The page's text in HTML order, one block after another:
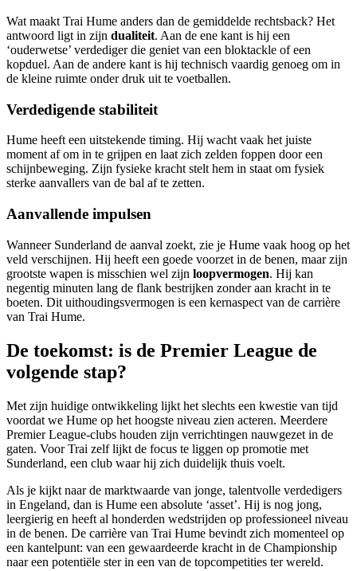
Wat maakt Trai Hume anders dan de gemiddelde rechtsback? Het
antwoord ligt in zijn dualiteit. Aan de ene kant is hij een
‘ouderwetse’ verdediger die geniet van een bloktackle of een
kopduel. Aan de andere kant is hij technisch vaardig genoeg om in
de kleine ruimte onder druk uit te voetballen.
Verdedigende stabiliteit
Hume heeft een uitstekende timing. Hij wacht vaak het juiste
moment af om in te grijpen en laat zich zelden foppen door een
schijnbeweging. Zijn fysieke kracht stelt hem in staat om fysiek
sterke aanvallers van de bal af te zetten.
Aanvallende impulsen
Wanneer Sunderland de aanval zoekt, zie je Hume vaak hoog op het
veld verschijnen. Hij heeft een goede voorzet in de benen, maar zijn
grootste wapen is misschien wel zijn loopvermogen. Hij kan
negentig minuten lang de flank bestrijken zonder aan kracht in te
boeten. Dit uithoudingsvermogen is een kernaspect van de carrière
van Trai Hume.
De toekomst: is de Premier League de
volgende stap?
Met zijn huidige ontwikkeling lijkt het slechts een kwestie van tijd
voordat we Hume op het hoogste niveau zien acteren. Meerdere
Premier League-clubs houden zijn verrichtingen nauwgezet in de
gaten. Voor Trai zelf lijkt de focus te liggen op promotie met
Sunderland, een club waar hij zich duidelijk thuis voelt.
Als je kijkt naar de marktwaarde van jonge, talentvolle verdedigers
in Engeland, dan is Hume een absolute ‘asset’. Hij is nog jong,
leergierig en heeft al honderden wedstrijden op professioneel niveau
in de benen. De carrière van Trai Hume bevindt zich momenteel op
een kantelpunt: van een gewaardeerde kracht in de Championship
naar een potentiële ster in een van de topcompetities ter wereld.